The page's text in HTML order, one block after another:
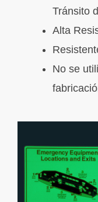
Tránsito
Alta
No se